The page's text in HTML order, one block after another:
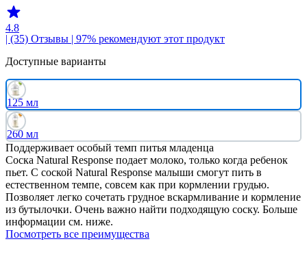
4.8
| (35) Отзывы | 97% рекомендуют этот продукт
Доступные варианты
125 мл
260 мл
Поддерживает особый темп питья младенца
Соска Natural Response подает молоко, только когда ребенок
пьет. С соской Natural Response малыши смогут пить в
естественном темпе, совсем как при кормлении грудью.
Позволяет легко сочетать грудное вскармливание и кормление
из бутылочки. Очень важно найти подходящую соску. Больше
информации см. ниже.
Посмотреть все преимущества